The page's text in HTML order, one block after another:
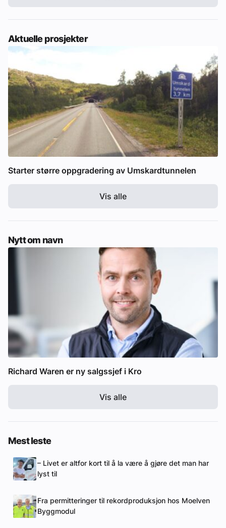
Aktuelle prosjekter
Starter større oppgradering av Umskardtunnelen
Vis alle
Nytt om navn
Richard Waren er ny salgssjef i Kro
Vis alle
Mest leste
– Livet er altfor kort til å la være å gjøre det man har
lyst til
Fra permitteringer til rekordproduksjon hos Moelven
Byggmodul